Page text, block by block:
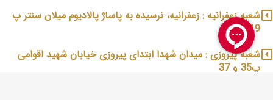
شعبه زعفرانیه : زعفرانیه، نرسیده به پاساژ پالادیوم میلان سنتر پ
19
شعبه پیروزی : میدان شهدا ابتدای پیروزی خیابان شهید اقوامی
پ35 و 37